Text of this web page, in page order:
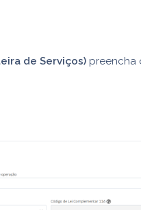
de Serviços) preencha